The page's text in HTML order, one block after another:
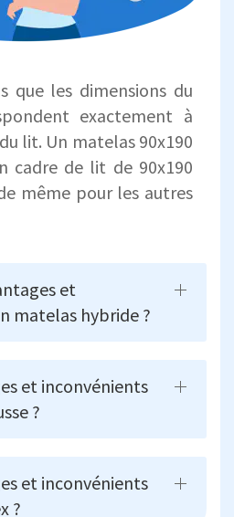
que les dimensions du
exactement à
lit. Un matelas 90x190
cadre de lit de 90x190
même pour les autres
et
matelas hybride ?
et inconvénients
?
et inconvénients
?